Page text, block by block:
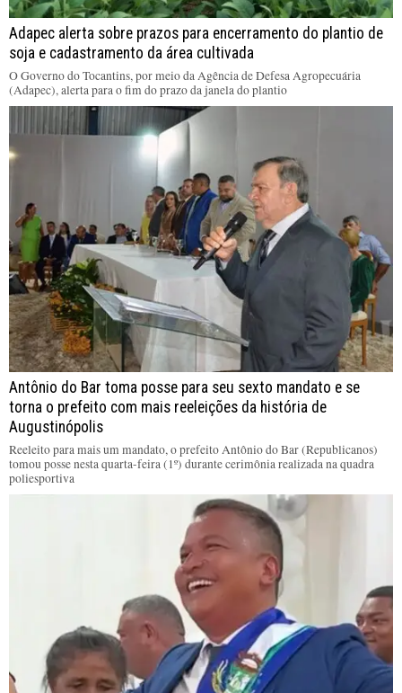
Adapec alerta sobre prazos para encerramento do plantio de
soja e cadastramento da área cultivada
O Governo do Tocantins, por meio da Agência de Defesa Agropecuária
(Adapec), alerta para o fim do prazo da janela do plantio
Antônio do Bar toma posse para seu sexto mandato e se
torna o prefeito com mais reeleições da história de
Augustinópolis
Reeleito para mais um mandato, o prefeito Antônio do Bar (Republicanos)
tomou posse nesta quarta-feira (1º) durante cerimônia realizada na quadra
poliesportiva